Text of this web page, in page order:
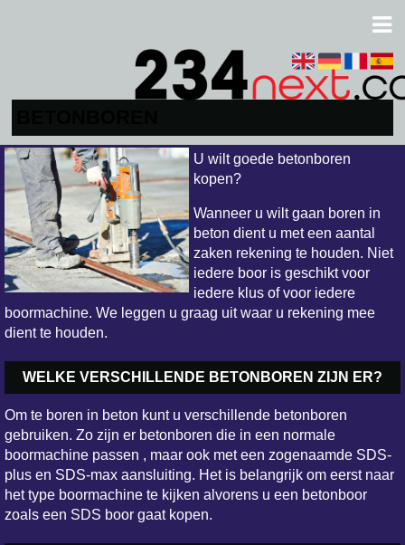
U wilt goede betonboren
kopen?
Wanneer u wilt gaan boren in
beton dient u met een aantal
zaken rekening te houden. Niet
iedere boor is geschikt voor
iedere klus of voor iedere
boormachine. We leggen u graag uit waar u rekening mee
dient te houden.
WELKE VERSCHILLENDE BETONBOREN ZIJN ER?
Om te boren in beton kunt u verschillende betonboren
gebruiken. Zo zijn er betonboren die in een normale
boormachine passen , maar ook met een zogenaamde SDS-
plus en SDS-max aansluiting. Het is belangrijk om eerst naar
het type boormachine te kijken alvorens u een betonboor
zoals een SDS boor gaat kopen.